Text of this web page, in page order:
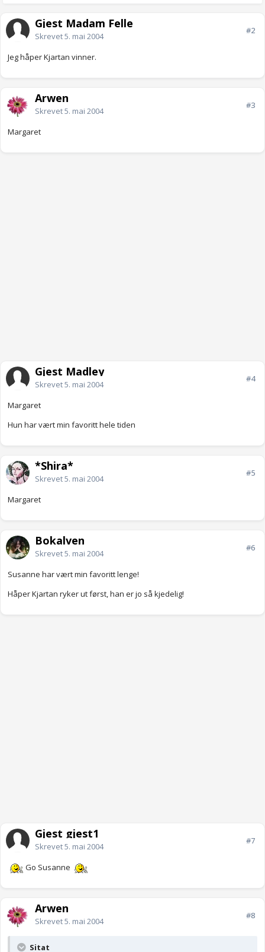
Gjest Madam Felle
Skrevet5. mai 2004
#2
Jeg håper Kjartan vinner.
Arwen
Skrevet5. mai 2004
#3
Margaret
Gjest Madley
Skrevet5. mai 2004
#4
Margaret
Hun har vært min favoritt hele tiden
*Shira*
Skrevet5. mai 2004
#5
Margaret
Bokalven
Skrevet5. mai 2004
#6
Susanne har vært min favoritt lenge!
Håper Kjartan ryker ut først, han er jo så kjedelig!
Gjest gjest1
Skrevet5. mai 2004
#7
Go Susanne
Arwen
Skrevet5. mai 2004
#8
Sitat